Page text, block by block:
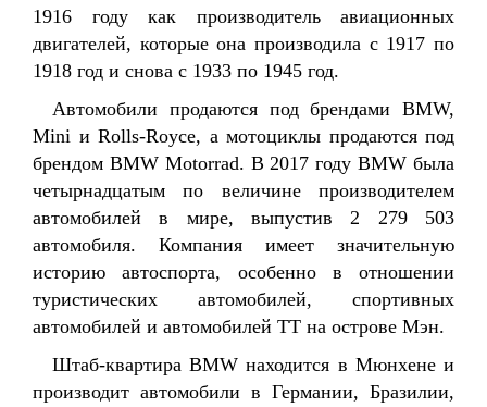
1916 году как производитель авиационных
двигателей, которые она производила с 1917 по
1918 год и снова с 1933 по 1945 год.
Автомобили продаются под брендами BMW,
Mini и Rolls-Royce, а мотоциклы продаются под
брендом BMW Motorrad. В 2017 году BMW была
четырнадцатым по величине производителем
автомобилей в мире, выпустив 2 279 503
автомобиля. Компания имеет значительную
историю автоспорта, особенно в отношении
туристических автомобилей, спортивных
автомобилей и автомобилей TT на острове Мэн.
Штаб-квартира BMW находится в Мюнхене и
производит автомобили в Германии, Бразилии,